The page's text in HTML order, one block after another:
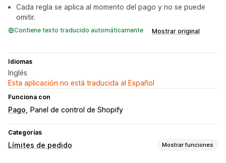
Cada regla se aplica al momento del pago y no se puede
omitir.
Contiene texto traducido automáticamente Mostrar original
Idiomas
Inglés
Esta aplicación no está traducida al Español
Funciona con
Pago Panel de control de Shopify
Categorías
Límites de pedido Mostrar funciones